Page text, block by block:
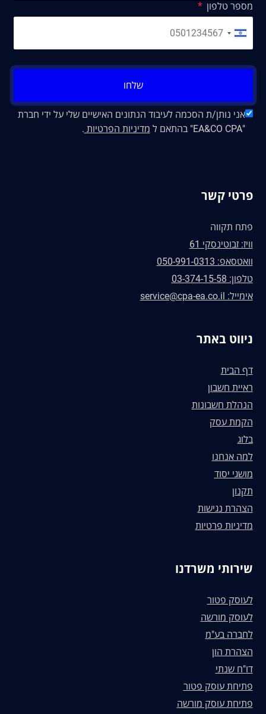
מספר טלפון
שלחו
אני נותן/ת הסכמה לעיבוד הנתונים האישיים שלי על ידי חברת
"EA&CO CPA" בהתאם ל
מדיניות הפרטיות .
פרטי קשר
פתח תקווה
וויז: זבוטינסקי 61
וואטסאפ: 050-991-0313
טלפון: 03-374-15-58
אימייל: service@cpa-ea.co.il
ניווט באתר
דף הבית
ראיית חשבון
הנהלת חשבונות
הקמת עסק
בלוג
למה אנחנו
מושגי יסוד
תקנון
הצהרת נגישות
מדיניות פרטיות
שירותי משרדנו
לעוסק פטור
לעוסק מורשה
לחברה בע"מ
הצהרת הון
דו"ח שנתי
פתיחת עוסק פטור
פתיחת עוסק מורשה